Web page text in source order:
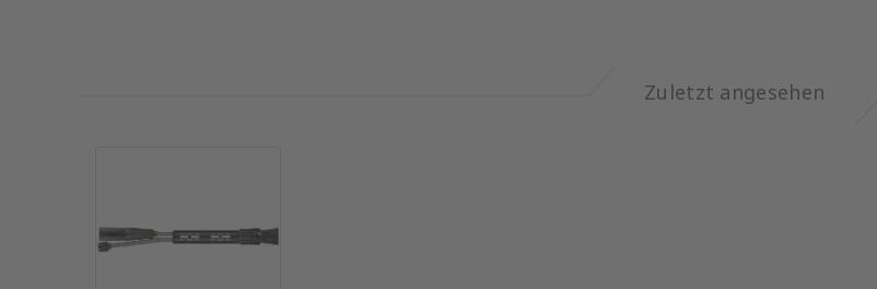
Zuletzt angesehen